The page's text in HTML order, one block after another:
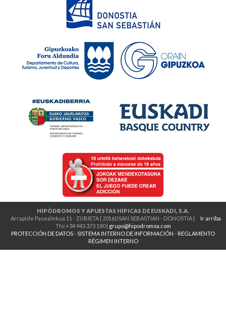
HIPÓDROMOS Y APUESTAS HÍPICAS DE EUSKADI, S.A.
Ir arriba
Arrapide Pasealekua 11 - ZUBIETA | 20160 SAN SEBASTIAN - DONOSTIA |
Tfo:+34 943 373 180 | grupo@hipodromoa.com
PROTECCIÓN DE DATOS-SISTEMA INTERNO DE INFORMACIÓN - REGLAMENTO
RÉGIMEN INTERNO